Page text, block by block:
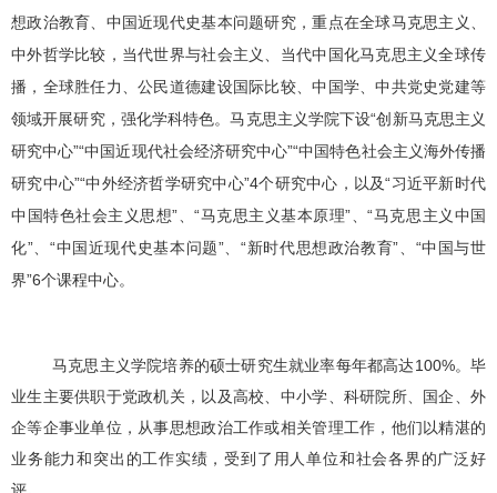
想政治教育、中国近现代史基本问题研究，重点在全球马克思主义、
中外哲学比较，当代世界与社会主义、当代中国化马克思主义全球传
播，全球胜任力、公民道德建设国际比较、中国学、中共党史党建等
领域开展研究，强化学科特色。马克思主义学院下设“创新马克思主义
研究中心”“中国近现代社会经济研究中心”“中国特色社会主义海外传播
研究中心”“中外经济哲学研究中心”4个研究中心，以及“习近平新时代
中国特色社会主义思想” 、“马克思主义基本原理” 、“马克思主义中国
化”、 “中国近现代史基本问题”、 “新时代思想政治教育” “中国与世
界”6个课程中心。
马克思主义学院培养的硕士研究生就业率每年都高达100%。毕
业生主要供职于党政机关，以及高校、中小学、科研院所、国企、外
企等企事业单位，从事思想政治工作或相关管理工作，他们以精湛的
业务能力和突出的工作实绩，受到了用人单位和社会各界的广泛好
评。